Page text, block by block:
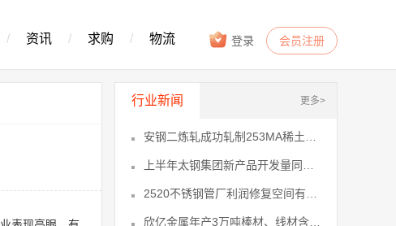
登录 会员注册
/ 资讯 / 求购 / 物流
行业新闻 更多>